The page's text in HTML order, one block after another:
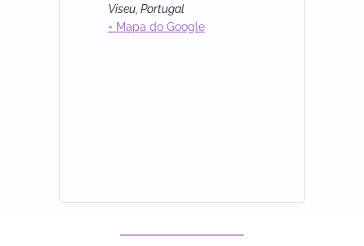
Viseu Portugal
+ Mapa do Google